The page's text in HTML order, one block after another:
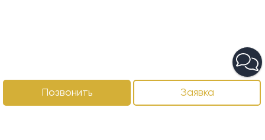
Позвонить Заявка